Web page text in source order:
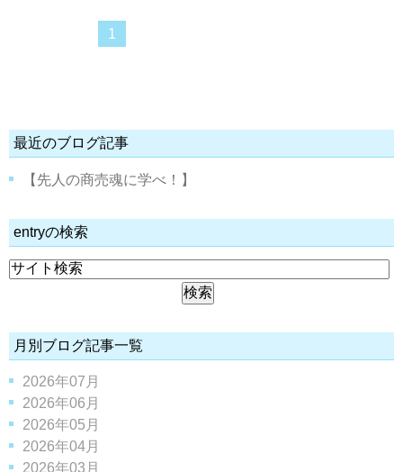
1
最近のブログ記事
【先人の商売魂に学べ！】
entryの検索
月別ブログ記事一覧
2026年07月
2026年06月
2026年05月
2026年04月
2026年03月